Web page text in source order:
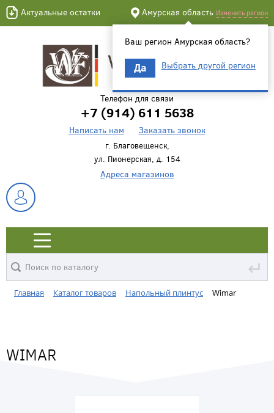
Актуальные остатки Амурская область Изменить регион
Ваш регион Амурская область?
Да Выбрать другой регион
Телефон для связи
+7 (914) 611 5638
Написать нам Заказать звонок
г. Благовещенск,
ул. Пионерская, д. 154
Адреса магазинов
↵
Главная Каталог товаров Напольный плинтус Wimar
WIMAR